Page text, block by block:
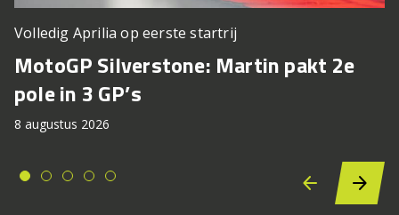
Volledig Aprilia op eerste startrij
MotoGP Silverstone: Martin pakt 2e
pole in 3 GP’s
8 augustus 2026